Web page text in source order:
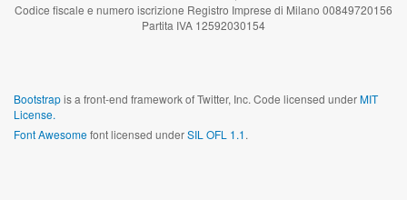
Codice fiscale e numero iscrizione Registro Imprese di Milano 00849720156
Partita IVA 12592030154
Bootstrapis a front-end framework of Twitter, Inc. Code licensed underMIT
License.
Font Awesomefont licensed underSIL OFL 1.1.